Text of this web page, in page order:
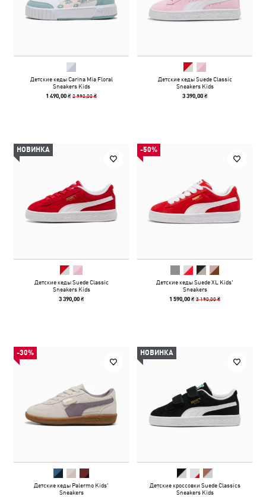
Детские кеды Carina Mia Floral
Sneakers Kids
1 490,00 ₴2 990,00 ₴
Детские кеды Suede Classic
Sneakers Kids
3 390,00 ₴
НОВИНКА
Детские кеды Suede Classic
Sneakers Kids
3 390,00 ₴
-50%
Детские кеды Suede XL Kids'
Sneakers
1 590,00 ₴3 190,00 ₴
-30%
Детские кеды Palermo Kids'
Sneakers
НОВИНКА
Детские кроссовки Suede Classics
Sneakers Kids